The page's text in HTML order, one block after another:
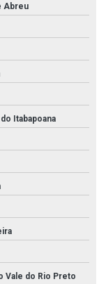
Abreu
Itabapoana
Vale do Rio Preto